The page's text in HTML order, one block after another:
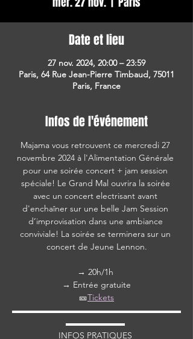
Date et lieu
27 nov. 2024, 20:00 – 23:59
Paris, 64 Rue Jean-Pierre Timbaud, 75011
Paris, France
Infos de l'événement
Majama vous retrouvent ce mercredi 27
novembre 2024 à l'Alimentation Générale
pour une soirée concert + jam session
spéciale! Le Grand Mal ouvrira la soirée
avec un concert electrisant avant
d'enchaîner sur une belle Jam Session
d’improvisation dans une ambiance
conviviale! La soirée se terminera sur un
concert de Jeune Lennon.
→ 20h/1h
→ Entrée gratuite
🎫Tickets
▬▬▬▬▬▬▬▬▬▬▬▬▬▬▬▬▬▬▬▬
▬▬▬▬▬▬▬
INFOS PRATIQUES